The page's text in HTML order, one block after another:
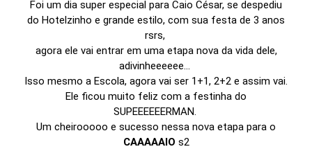
Foi um dia super especial para Caio César, se despediu
do Hotelzinho e grande estilo, com sua festa de 3 anos
rsrs,
agora ele vai entrar em uma etapa nova da vida dele,
adivinheeeeee...
Isso mesmo a Escola, agora vai ser 1+1, 2+2 e assim vai.
Ele ficou muito feliz com a festinha do
SUPEEEEEERMAN.
Um cheirooooo e sucesso nessa nova etapa para o
CAAAAAIO s2